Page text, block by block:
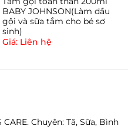
BABY JOHNSON(Làm dầu
gội và sữa tắm cho bé sơ
sinh)
Giá: Liên hệ
Chuyên: Tã, Sữa, Bình